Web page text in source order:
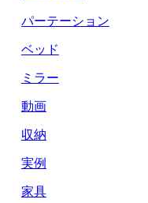
パーテーション
ベッド
ミラー
動画
収納
実例
家具